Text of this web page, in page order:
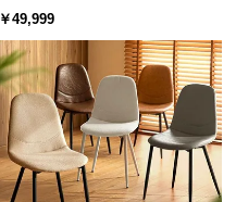
人掛けソファベッド リクライニン
グ 天然木フレーム 北欧
￥49,999